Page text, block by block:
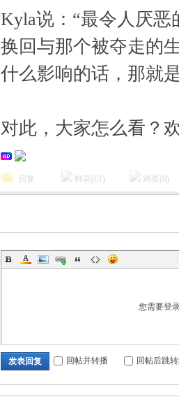
Kyla说：“最令人厌
换回与那个被夺走的
什么影响的话，那就
对此，大家怎么看？
回复 鲜花(61 ) 鸡蛋( 0 )
您需要登
发表回复 回帖并转播 回帖后跳